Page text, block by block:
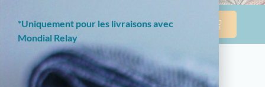
*Uniquement pour les livraisons avec
Mondial Relay